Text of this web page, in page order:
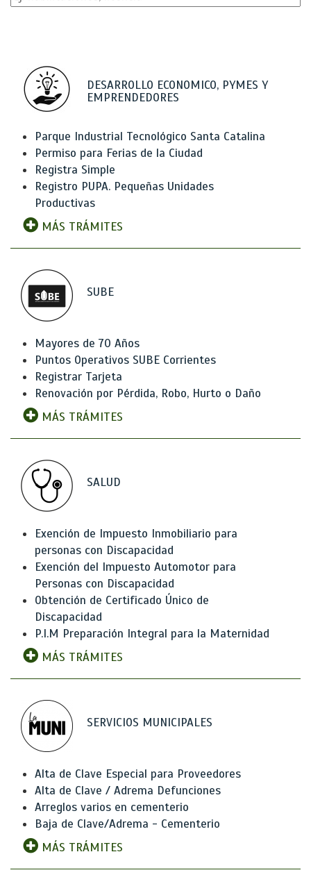
DESARROLLO ECONOMICO, PYMES Y
EMPRENDEDORES
Parque Industrial Tecnológico Santa Catalina
Permiso para Ferias de la Ciudad
Registra Simple
Registro PUPA. Pequeñas Unidades
Productivas
MÁS TRÁMITES
SUBE
Mayores de 70 Años
Puntos Operativos SUBE Corrientes
Registrar Tarjeta
Renovación por Pérdida, Robo, Hurto o Daño
MÁS TRÁMITES
SALUD
Exención de Impuesto Inmobiliario para
personas con Discapacidad
Exención del Impuesto Automotor para
Personas con Discapacidad
Obtención de Certificado Único de
Discapacidad
P.I.M Preparación Integral para la Maternidad
MÁS TRÁMITES
SERVICIOS MUNICIPALES
Alta de Clave Especial para Proveedores
Alta de Clave / Adrema Defunciones
Arreglos varios en cementerio
Baja de Clave/Adrema - Cementerio
MÁS TRÁMITES